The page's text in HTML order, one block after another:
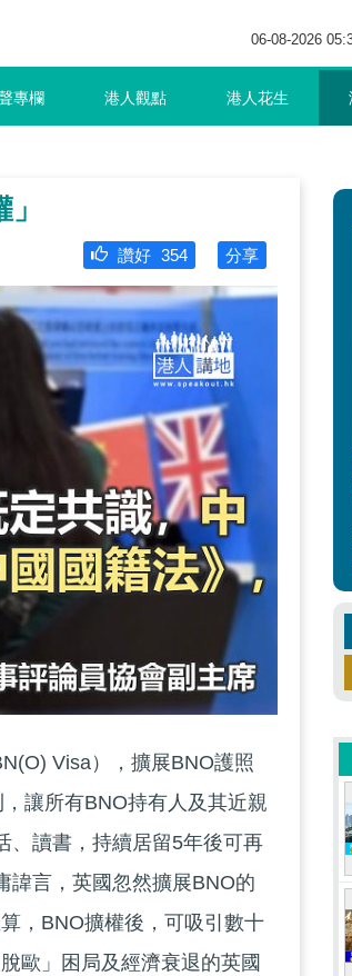
06-08-2026
專欄 港人觀點 港人花生
分享
讚好 354
Visa），擴展BNO護照
讓所有BNO持有人及其近親
、讀書，持續居留5年後可再
諱言，英國忽然擴展BNO的
，BNO擴權後，可吸引數十
歐」困局及經濟衰退的英國